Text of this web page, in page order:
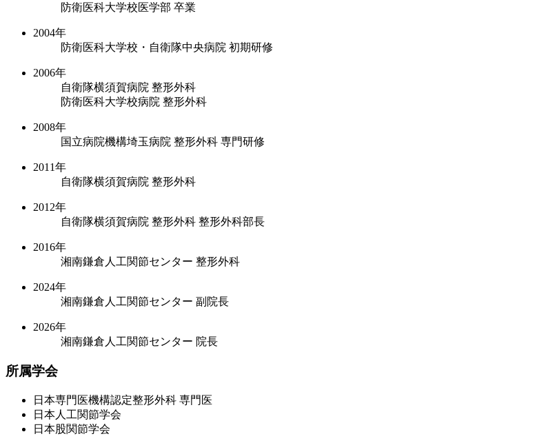
防衛医科大学校医学部 卒業
2004年
防衛医科大学校・自衛隊中央病院 初期研修
2006年
自衛隊横須賀病院 整形外科
防衛医科大学校病院 整形外科
2008年
国立病院機構埼玉病院 整形外科 専門研修
2011年
自衛隊横須賀病院 整形外科
2012年
自衛隊横須賀病院 整形外科 整形外科部長
2016年
湘南鎌倉人工関節センター 整形外科
2024年
湘南鎌倉人工関節センター 副院長
2026年
湘南鎌倉人工関節センター 院長
所属学会
日本専門医機構認定整形外科 専門医
日本人工関節学会
日本股関節学会